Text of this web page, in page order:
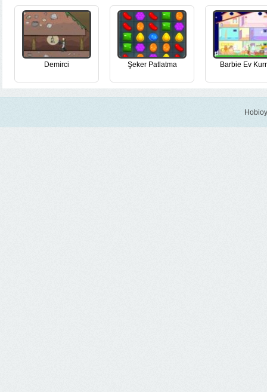
Demirci Şeker Patlatma Barbie Ev